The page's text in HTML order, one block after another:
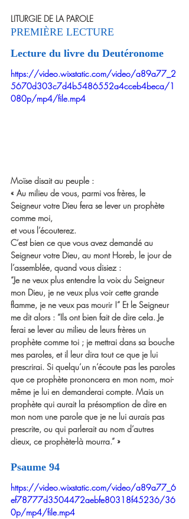
LITURGIE DE LA PAROLE
PREMIÈRE LECTURE
Lecture du livre du Deutéronome
https://video.wixstatic.com/video/a89a77_2
5670d303c7d4b5486552a4cceb4beca/1
080p/mp4/file.mp4
Moïse disait au peuple :
« Au milieu de vous, parmi vos frères, le
Seigneur votre Dieu fera se lever un prophète
comme moi,
et vous l’écouterez.
C’est bien ce que vous avez demandé au
Seigneur votre Dieu, au mont Horeb, le jour de
l’assemblée, quand vous disiez :
“Je ne veux plus entendre la voix du Seigneur
mon Dieu, je ne veux plus voir cette grande
flamme, je ne veux pas mourir !” Et le Seigneur
me dit alors : “Ils ont bien fait de dire cela. Je
ferai se lever au milieu de leurs frères un
prophète comme toi ; je mettrai dans sa bouche
mes paroles, et il leur dira tout ce que je lui
prescrirai. Si quelqu’un n’écoute pas les paroles
que ce prophète prononcera en mon nom, moi-
même je lui en demanderai compte. Mais un
prophète qui aurait la présomption de dire en
mon nom une parole que je ne lui aurais pas
prescrite, ou qui parlerait au nom d’autres
dieux, ce prophète-là mourra.” »
Psaume 94
https://video.wixstatic.com/video/a89a77_6
ef78777d3504472aebfe80318f45236/36
0p/mp4/file.mp4